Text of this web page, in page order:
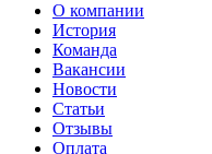
О компании
История
Команда
Вакансии
Новости
Статьи
Отзывы
Оплата